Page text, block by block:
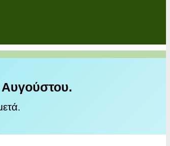
Αυγούστου.